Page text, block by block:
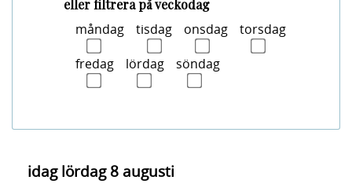
eller filtrera på veckodag
måndag tisdag onsdag
torsdag
fredag
lördag söndag
idaglördag 8 augusti